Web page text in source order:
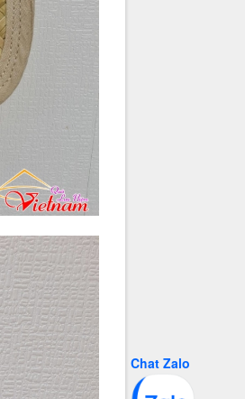
Chat Zalo